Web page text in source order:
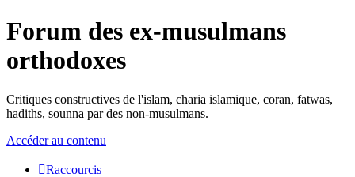
Forum des ex-musulmans
orthodoxes
Critiques constructives de l'islam, charia islamique, coran, fatwas,
hadiths, sounna par des non-musulmans.
Accéder au contenu
Raccourcis